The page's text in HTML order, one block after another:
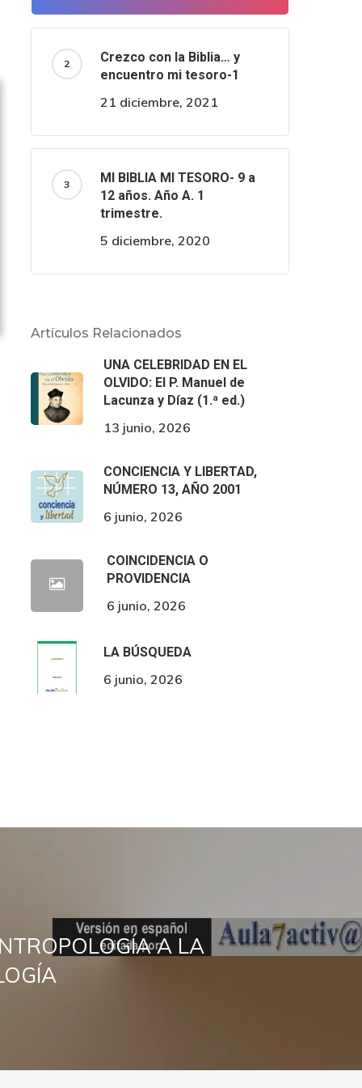
Crezco con la Biblia… y
encuentro mi tesoro-1
21 diciembre, 2021
MI BIBLIA MI TESORO- 9 a
12 años. Año A. 1
trimestre.
5 diciembre, 2020
Artículos Relacionados
UNA CELEBRIDAD EN EL
OLVIDO: El P. Manuel de
Lacunza y Díaz (1.ª ed.)
13 junio, 2026
CONCIENCIA Y LIBERTAD,
NÚMERO 13, AÑO 2001
6 junio, 2026
COINCIDENCIA O
PROVIDENCIA
6 junio, 2026
LA BÚSQUEDA
6 junio, 2026
A LA